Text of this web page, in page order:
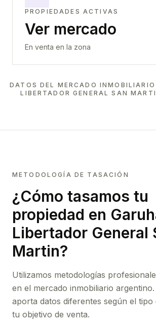
PROPIEDADES ACTIVAS
Ver mercado
En venta en la zona
DATOS DEL MERCADO INMOBILIARIO
LIBERTADOR GENERAL SAN
METODOLOGÍA DE TASACIÓN
¿Cómo tasamos tu
propiedad en
Libertador General
Martin?
Utilizamos metodologías
en el mercado inmobiliario
aporta datos diferentes según el tipo
tu objetivo de venta.